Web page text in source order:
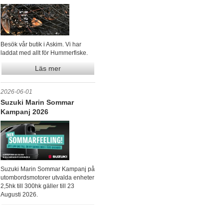
Besök vår butik i Askim. Vi har
laddat med allt för Hummerfiske.
Läs mer
2026-06-01
Suzuki Marin Sommar
Kampanj 2026
Suzuki Marin Sommar Kampanj på
utombordsmotorer utvalda enheter
2,5hk till 300hk gäller till 23
Augusti 2026.